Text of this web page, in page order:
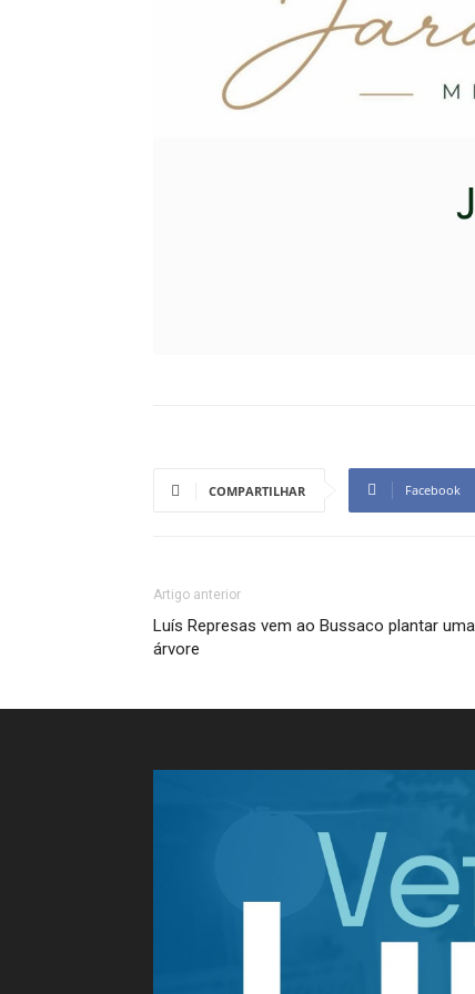
COMPARTILHAR Facebook
Artigo anterior
Luís Represas vem ao Bussaco plantar uma
árvore